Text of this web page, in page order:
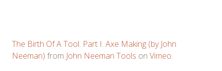
The Birth Of A Tool. Part I. Axe Making (by John
Neeman) from John Neeman Tools on Vimeo.